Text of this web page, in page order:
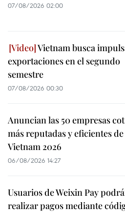
07/08/2026 02:00
Vietnam busca
exportaciones en el segundo
semestre
07/08/2026 00:30
Anuncian las 50 empresas
más reputadas y eficientes de
Vietnam 2026
06/08/2026 14:27
Usuarios de Weixin Pay
realizar pagos mediante